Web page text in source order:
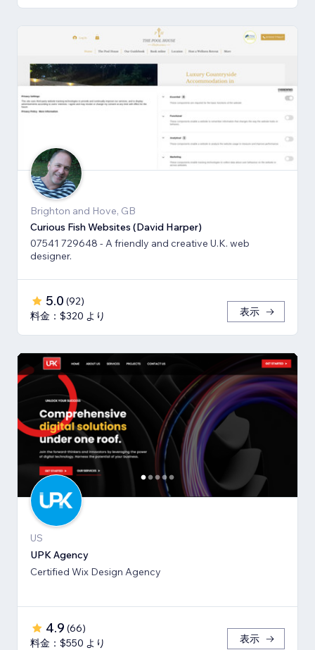
Brighton and Hove, GB
Curious Fish Websites (David Harper)
07541 729648 - A friendly and creative U.K. web
designer.
5.0 (92)
料金：$320 より
表示
US
UPK Agency
Certified Wix Design Agency
4.9 (66)
料金：$550 より
表示